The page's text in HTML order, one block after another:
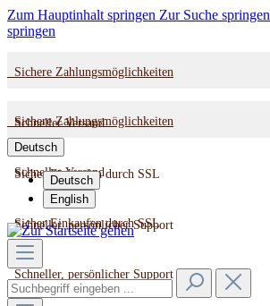
Zum Hauptinhalt springen Zur Suche springen
springen
Sichere Zahlungsmöglichkeiten
Schneller Versand
Sicher Einkaufen durch SSL
Schneller, persönlicher Support
Sichere Zahlungsmöglichkeiten
Schneller Versand
Sicher Einkaufen durch SSL
Schneller, persönlicher Support
Deutsch
Deutsch
English